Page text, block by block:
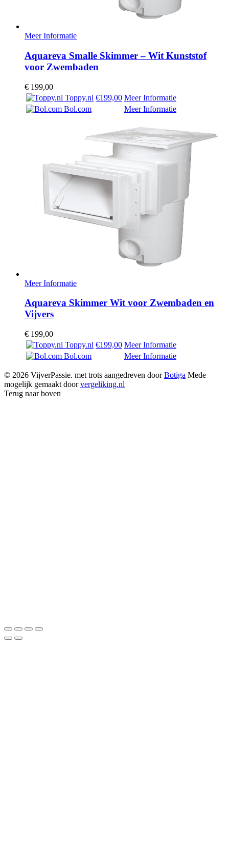
Meer Informatie
Aquareva Smalle Skimmer – Wit Kunststof
voor Zwembaden
€ 199,00
Toppy.nl €199,00 Meer Informatie
Bol.com
Meer Informatie
Meer Informatie
Aquareva Skimmer Wit voor Zwembaden en
Vijvers
€ 199,00
Toppy.nl €199,00 Meer Informatie
Bol.com
Meer Informatie
© 2026 VijverPassie. met trots aangedreven doorBotiga Mede
mogelijk gemaakt doorvergeliking.nl
Terug naar boven